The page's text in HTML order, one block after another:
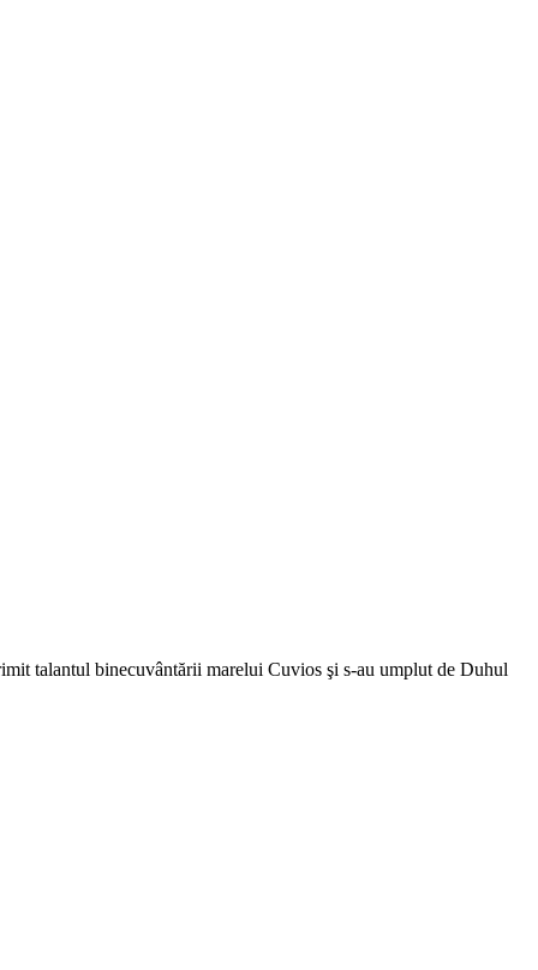
talantul binecuvântării marelui Cuvios şi s-au umplut de Duhul